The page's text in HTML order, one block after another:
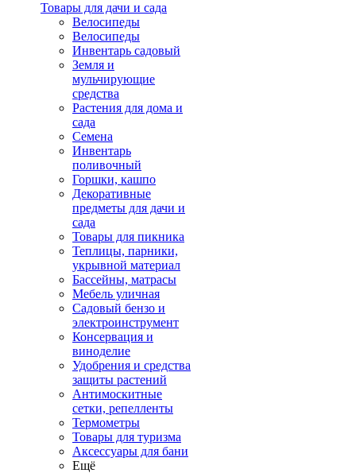
Товары для дачи и сада
Велосипеды
Велосипеды
Инвентарь садовый
Земля и
мульчирующие
средства
Растения для дома и
сада
Семена
Инвентарь
поливочный
Горшки, кашпо
Декоративные
предметы для дачи и
сада
Товары для пикника
Теплицы, парники,
укрывной материал
Бассейны, матрасы
Мебель уличная
Садовый бензо и
электроинструмент
Консервация и
виноделие
Удобрения и средства
защиты растений
Антимоскитные
сетки, репелленты
Термометры
Товары для туризма
Аксессуары для бани
Ещё